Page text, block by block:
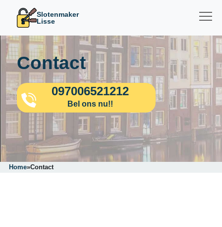
Slotenmaker
Lisse
Contact
097006521212
Bel ons nu!!
Home»Contact